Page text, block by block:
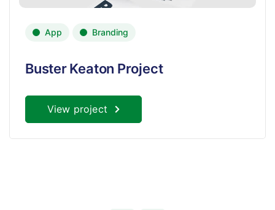
App Branding
Buster Keaton Project
View project